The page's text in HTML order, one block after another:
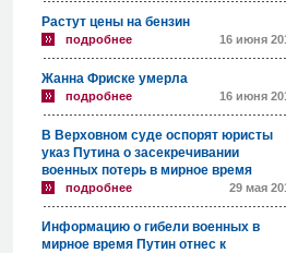
Растут цены на бензин
подробнее 16 июня
Жанна Фриске умерла
подробнее 16 июня
В Верховном суде оспорят юристы
указ Путина о засекречивании
военных потерь в мирное время
подробнее 29 мая
Информацию о гибели военных в
мирное время Путин отнес к